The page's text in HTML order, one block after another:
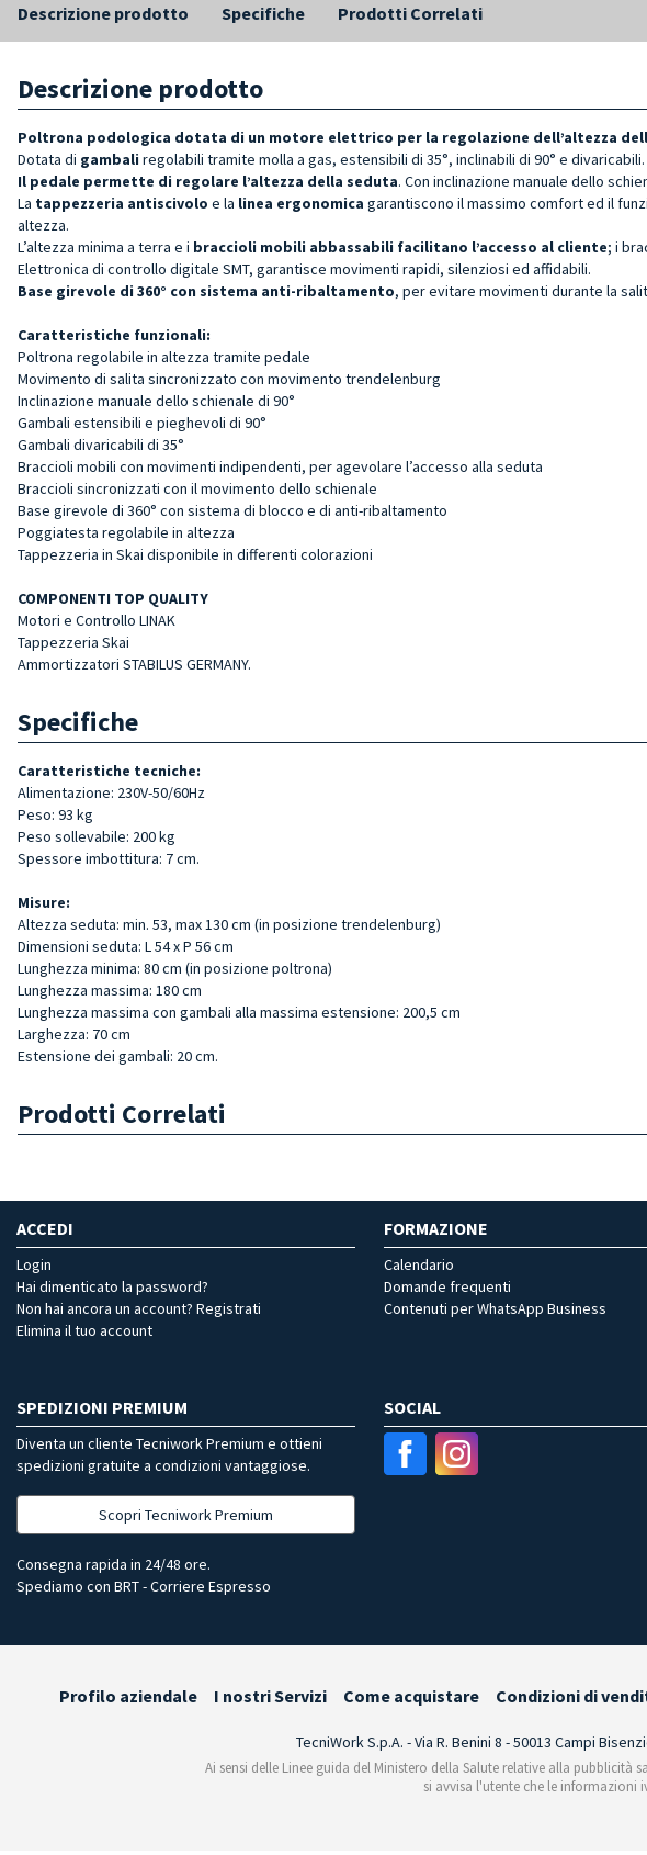
Descrizione prodotto Specifiche Prodotti Correlati
Descrizione prodotto
Poltrona podologica dotata di un motore elettrico per la regolazione dell’altezza
Dotata di gambali regolabili tramite molla a gas, estensibili di 35°, inclinabili di 90° e divaricabili.
Il pedale permette di regolare l’altezza della seduta. Con inclinazione manuale dello
La tappezzeria antiscivolo e la linea ergonomica garantiscono il massimo comfort ed il
altezza.
L’altezza minima a terra e i braccioli mobili abbassabili facilitano l’accesso al cliente; i
Elettronica di controllo digitale SMT, garantisce movimenti rapidi, silenziosi ed affidabili.
Base girevole di 360° con sistema anti-ribaltamento, per evitare movimenti durante la
Caratteristiche funzionali:
Poltrona regolabile in altezza tramite pedale
Movimento di salita sincronizzato con movimento trendelenburg
Inclinazione manuale dello schienale di 90°
Gambali estensibili e pieghevoli di 90°
Gambali divaricabili di 35°
Braccioli mobili con movimenti indipendenti, per agevolare l’accesso alla seduta
Braccioli sincronizzati con il movimento dello schienale
Base girevole di 360° con sistema di blocco e di anti-ribaltamento
Poggiatesta regolabile in altezza
Tappezzeria in Skai disponibile in differenti colorazioni
COMPONENTI TOP QUALITY
Motori e Controllo LINAK
Tappezzeria Skai
Ammortizzatori STABILUS GERMANY.
Specifiche
Caratteristiche tecniche:
Alimentazione: 230V-50/60Hz
Peso: 93 kg
Peso sollevabile: 200 kg
Spessore imbottitura: 7 cm.
Misure:
Altezza seduta: min. 53, max 130 cm (in posizione trendelenburg)
Dimensioni seduta: L 54 x P 56 cm
Lunghezza minima: 80 cm (in posizione poltrona)
Lunghezza massima: 180 cm
Lunghezza massima con gambali alla massima estensione: 200,5 cm
Larghezza: 70 cm
Estensione dei gambali: 20 cm.
Prodotti Correlati
ACCEDI
Login
Hai dimenticato la password?
Non hai ancora un account? Registrati
Elimina il tuo account
FORMAZIONE
Calendario
Domande frequenti
Contenuti per WhatsApp Business
SPEDIZIONI PREMIUM
Diventa un cliente Tecniwork Premium e ottieni
spedizioni gratuite a condizioni vantaggiose.
Scopri Tecniwork Premium
Consegna rapida in 24/48 ore.
Spediamo con BRT - Corriere Espresso
SOCIAL
Profilo aziendale I nostri Servizi Come acquistare Condizioni di
TecniWork S.p.A. - Via R. Benini 8 - 50013 Campi
Ai sensi delle Linee guida del Ministero della Salute relative alla
si avvisa l'utente che le informazioni